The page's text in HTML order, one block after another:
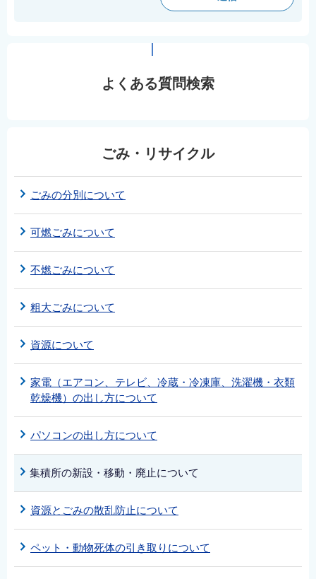
よくある質問検索
ごみ・リサイクル
ごみの分別について
可燃ごみについて
不燃ごみについて
粗大ごみについて
資源について
家電（エアコン、テレビ、冷蔵・冷凍庫、洗濯機・衣類
乾燥機）の出し方について
パソコンの出し方について
集積所の新設・移動・廃止について
資源とごみの散乱防止について
ペット・動物死体の引き取りについて